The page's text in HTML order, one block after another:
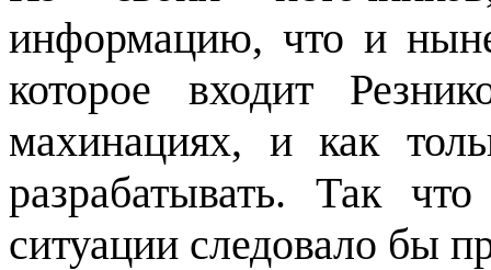
информацию, что и
которое входит
махинациях, и как
разрабатывать. Так
ситуации следовало бы